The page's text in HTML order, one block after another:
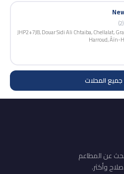
(2)
JHP2+7J8, Douar Sidi Ali Chtaiba, Chellalat,
Harroud, Âïn-
المحلات
عن المطاعم
وأكثر.